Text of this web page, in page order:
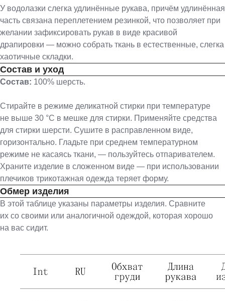
У водолазки слегка удлинённые рукава, причём удлинённая
часть связана переплетением резинкой, что позволяет при
желании зафиксировать рукав в виде красивой
драпировки — можно собрать ткань в естественные, слегка
хаотичные складки.
Состав и уход
Состав: 100% шерсть.
Стирайте в режиме деликатной стирки при температуре
не выше 30 °С в мешке для стирки. Применяйте средства
для стирки шерсти. Сушите в расправленном виде,
горизонтально. Гладьте при среднем температурном
режиме не касаясь ткани, — пользуйтесь отпаривателем.
Храните изделие в сложенном виде — при использовании
плечиков трикотажная одежда теряет форму.
Обмер изделия
В этой таблице указаны параметры изделия. Сравните
их со своими или аналогичной одеждой, которая хорошо
на вас сидит.